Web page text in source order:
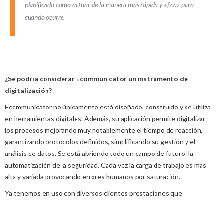
planificado como actuar de la manera más rápida y eficaz para
cuando ocurre.
¿Se podría considerar Ecommunicator un instrumento de
digitalización?
Ecommunicator no únicamente está diseñado, construido y se utiliza
en herramientas digitales. Además, su aplicación permite digitalizar
los procesos mejorando muy notablemente el tiempo de reacción,
garantizando protocolos definidos, simplificando su gestión y el
análisis de datos. Se está abriendo todo un campo de futuro: la
automatización de la seguridad. Cada vez la carga de trabajo es más
alta y variada provocando errores humanos por saturación.
Ya tenemos en uso con diversos clientes prestaciones que